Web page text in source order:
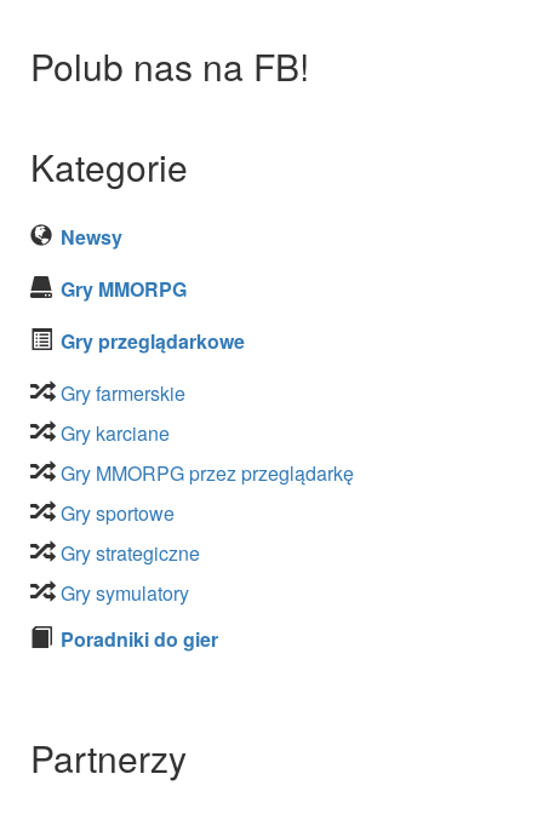
Polub nas na FB!
Kategorie
Newsy
Gry MMORPG
Gry przeglądarkowe
Gry farmerskie
Gry karciane
Gry MMORPG przez przeglądarkę
Gry sportowe
Gry strategiczne
Gry symulatory
Poradniki do gier
Partnerzy